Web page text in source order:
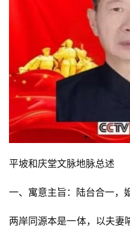
平坡和庆堂文脉地脉总述
一、寓意主旨：陆台合一，
两岸同源本是一体，以夫妻